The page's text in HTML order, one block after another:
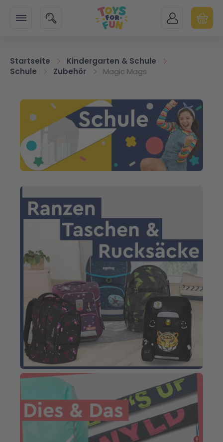
SUCHE MEIN KONTO
Startseite
Kindergarten & Schule
Schule
Zubehör Magic Mags